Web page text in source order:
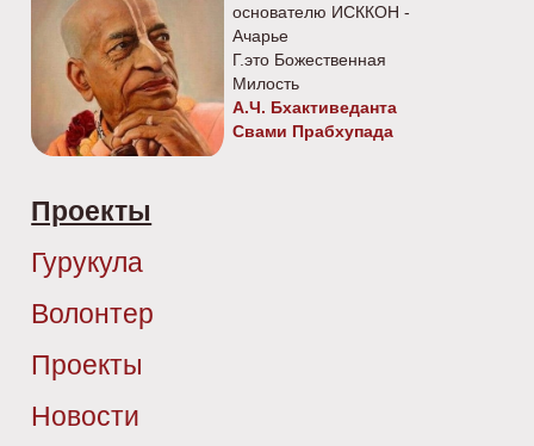
основателю ИСККОН -
Ачарье
Г.это Божественная
Милость
А.Ч. Бхактиведанта
Свами Прабхупада
Проекты
Гурукула
Волонтер
Проекты
Новости